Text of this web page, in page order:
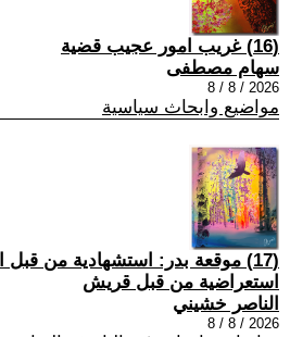
(16) غريب امور عجيب قضية
سهام مصطفى
2026 / 8 / 8
مواضيع وابحاث سياسية
(17) موقعة بدر: استشهادية من قبل
استعراضية من قبل قريش
الناصر خشيني
2026 / 8 / 8